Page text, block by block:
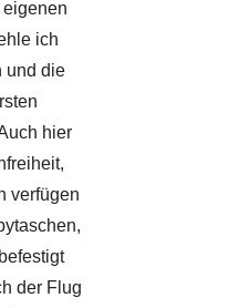
ich
und die
hier
verfügen
der Flug